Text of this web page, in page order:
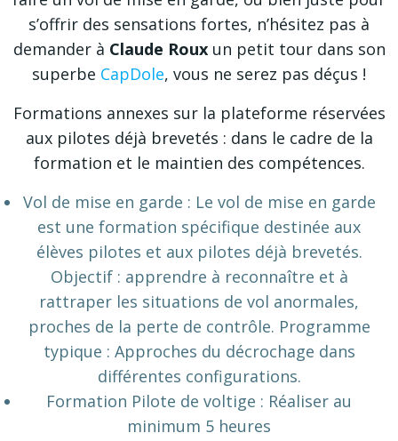
s’offrir des sensations fortes, n’hésitez pas à
demander à Claude Rouxun petit tour dans son
superbe CapDole, vous ne serez pas déçus !
Formations annexes sur la plateforme réservées
aux pilotes déjà brevetés : dans le cadre de la
formation et le maintien des compétences.
Vol de mise en garde : Le vol de mise en garde
est une formation spécifique destinée aux
élèves pilotes et aux pilotes déjà brevetés.
Objectif : apprendre à reconnaître et à
rattraper les situations de vol anormales,
proches de la perte de contrôle. Programme
typique : Approches du décrochage dans
différentes configurations.
Formation Pilote de voltige : Réaliser au
minimum 5 heures